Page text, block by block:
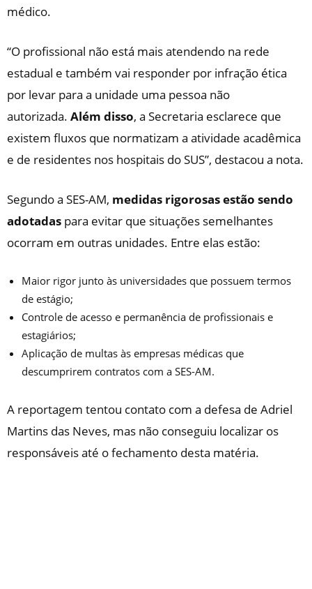
médico.
“O profissional não está mais atendendo na rede
estadual e também vai responder por infração ética
por levar para a unidade uma pessoa não
autorizada. Além disso, a Secretaria esclarece que
existem fluxos que normatizam a atividade acadêmica
e de residentes nos hospitais do SUS”, destacou a nota.
Segundo a SES-AM, medidas rigorosas estão sendo
adotadas para evitar que situações semelhantes
ocorram em outras unidades. Entre elas estão:
Maior rigor junto às universidades que possuem termos
de estágio;
Controle de acesso e permanência de profissionais e
estagiários;
Aplicação de multas às empresas médicas que
descumprirem contratos com a SES-AM.
A reportagem tentou contato com a defesa de Adriel
Martins das Neves, mas não conseguiu localizar os
responsáveis até o fechamento desta matéria.